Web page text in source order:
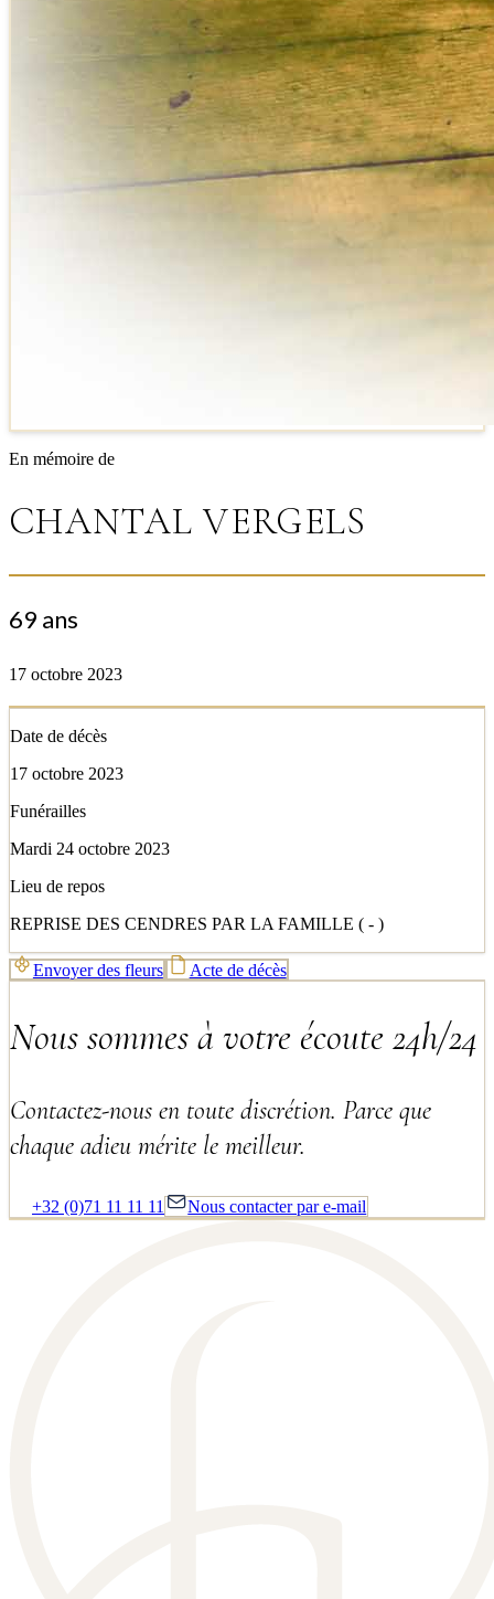
En mémoire de
CHANTAL VERGELS
69 ans
17 octobre 2023
Date de décès
17 octobre 2023
Funérailles
Mardi 24 octobre 2023
Lieu de repos
REPRISE DES CENDRES PAR LA FAMILLE ( - )
Envoyer des fleurs Acte de décès
Nous sommes à votre écoute 24h/24
Contactez-nous en toute discrétion. Parce que
chaque adieu mérite le meilleur.
+32 (0)71 11 11 11 Nous contacter par e-mail